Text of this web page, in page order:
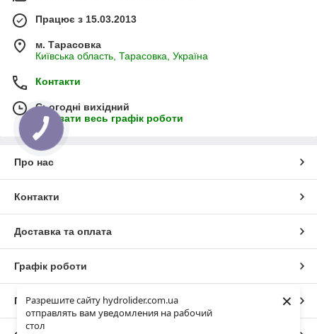
Разрешите сайту hydrolider.com.ua
отправлять вам уведомления на рабочий
стол
×
Працює з 15.03.2013
м. Тарасовка
Київська область, Тарасовка, Україна
Контакти
Сьогодні вихідний
Показати весь графік роботи
Про нас
Контакти
Доставка та оплата
Графік роботи
Повна версія сайту